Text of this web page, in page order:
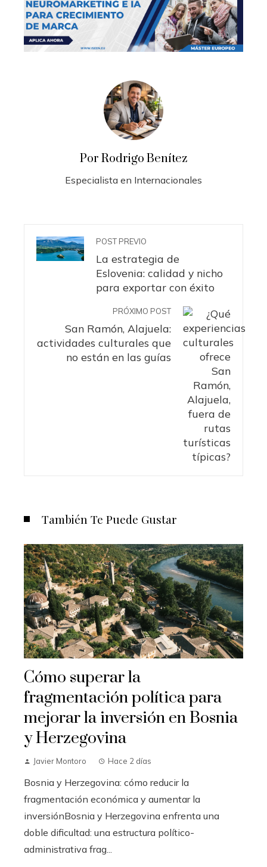
Por Rodrigo Benítez
Especialista en Internacionales
POST PREVIO
La estrategia de
Eslovenia: calidad y nicho
para exportar con éxito
PRÓXIMO POST
San Ramón, Alajuela:
actividades culturales que
no están en las guías
También Te Puede Gustar
Cómo superar la
fragmentación política para
mejorar la inversión en Bosnia
y Herzegovina
Javier Montoro Hace 2 días
Bosnia y Herzegovina: cómo reducir la
fragmentación económica y aumentar la
inversiónBosnia y Herzegovina enfrenta una
doble dificultad: una estructura político-
administrativa frag...